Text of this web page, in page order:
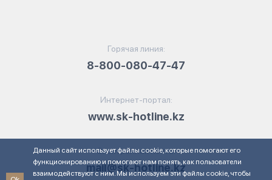
Горячая линия:
8-800-080-47-47
Интернет-портал:
www.sk-hotline.kz
Электронная почта:
mail@sk-hotline.kz
Данный сайт использует файлы cookie, которые помогают его
функционированию и помогают нам понять, как пользователи
взаимодействуют с ним. Мы используем эти файлы cookie, чтобы